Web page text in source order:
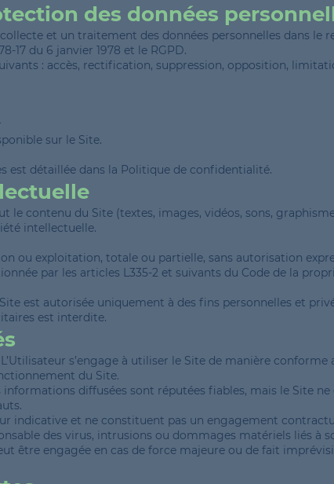
des données
et un traitement des données personnelles dans le
17 du 6 janvier 1978 et le RGPD.
: accès, rectification, suppression, opposition,
sur le Site.
est détaillée dans la Politique de confidentialité.
le contenu du Site (textes, images, vidéos, sons,
intellectuelle.
ou exploitation, totale ou partielle, sans autorisation
par les articles L335-2 et suivants du Code de la
est autorisée uniquement à des fins personnelles et
est interdite.
s’engage à utiliser le Site de manière
du Site.
informations diffusées sont réputées fiables, mais le Site ne
indicative et ne constituent pas un engagement
des virus, intrusions ou dommages matériels liés à
être engagée en cas de force majeure ou de fait